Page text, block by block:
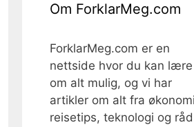
Om ForklarMeg.com
ForklarMeg.com er en
nettside hvor du kan lære
om alt mulig, og vi har
artikler om alt fra
reisetips, teknologi og råd